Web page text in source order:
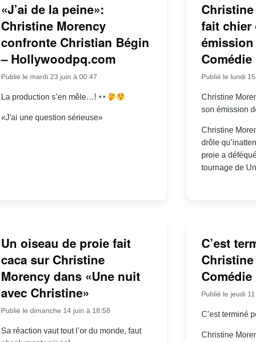
«J’ai de la peine»:
Christine Morency
confronte Christian Bégin
– Hollywoodpq.com
Publié le mardi 23 juin à 00:47
La production s’en mêle…!
«J'ai une question sérieuse»
Christine
fait chier
Comédie
Publié le lundi
Christine
son émission
Christine
drôle
proie a
tournage de
Un oiseau de proie fait
caca sur Christine
Morency dans «Une nuit
avec Christine»
Publié le dimanche 14 juin à 18:58
Sa réaction vaut tout l’or du monde, faut
C’est
Comédie
Publié le jeudi
C’est terminé
Christine